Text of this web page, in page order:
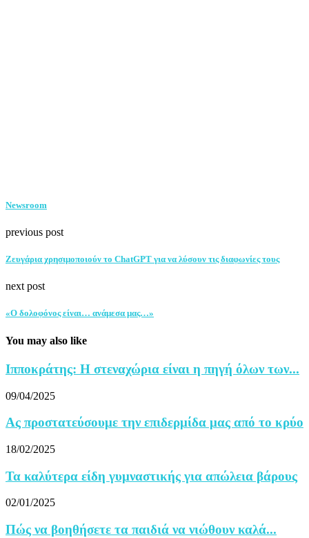
Newsroom
previous post
Zευγάρια χρησιμοποιούν το ChatGPT για να λύσουν τις διαφωνίες τους
next post
«Ο δολοφόνος είναι… ανάμεσα μας…»
You may also like
Ιπποκράτης: Η στεναχώρια είναι η πηγή όλων των...
09/04/2025
Ας προστατεύσουμε την επιδερμίδα μας από το κρύο
18/02/2025
Τα καλύτερα είδη γυμναστικής για απώλεια βάρους
02/01/2025
Πώς να βοηθήσετε τα παιδιά να νιώθουν καλά...